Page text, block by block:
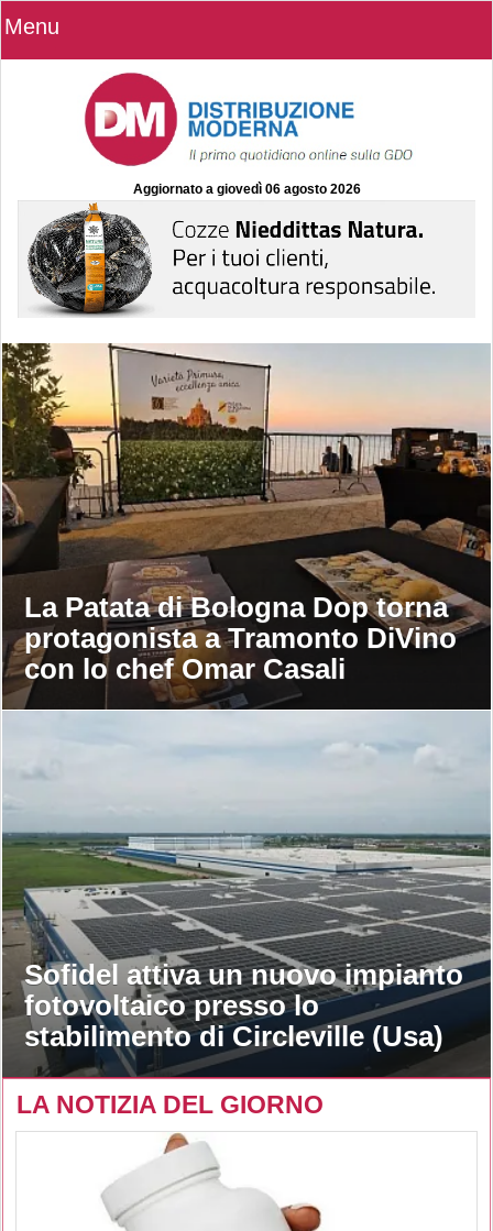
Menu
Aggiornato a giovedì 06 agosto 2026
La Patata di Bologna Dop torna
protagonista a Tramonto DiVino
con lo chef Omar Casali
Sofidel attiva un nuovo impianto
fotovoltaico presso lo
stabilimento di Circleville (Usa)
LA NOTIZIA DEL GIORNO